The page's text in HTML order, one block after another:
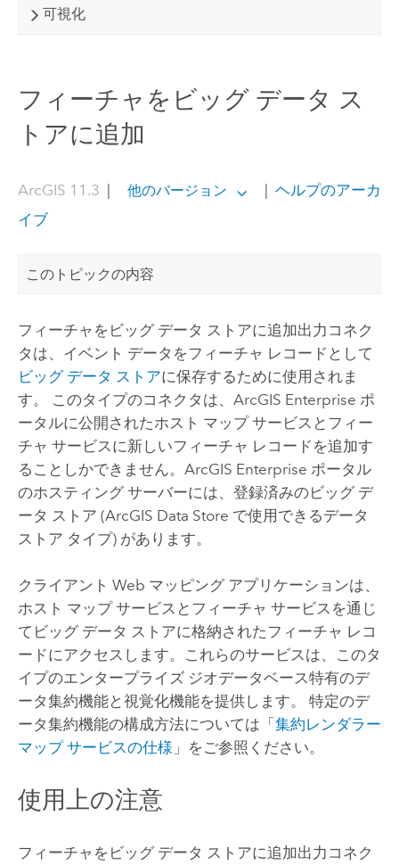
可視化
フィーチャをビッグ データ ス
トアに追加
ArcGIS 11.3 他のバージョン
ヘルプのアーカ
イブ
このトピックの内容
フィーチャをビッグ データ ストアに追加出力コネク
タは、イベント データをフィーチャ レコードとして
ビッグ データ ストアに保存するために使用されま
す。 このタイプのコネクタは、 ArcGIS Enterprise ポ
ータルに公開されたホスト マップ サービスとフィー
チャ サービスに新しいフィーチャ レコードを追加す
ることしかできません。ArcGIS Enterprise ポータル
のホスティング サーバーには、登録済みのビッグ デ
ータ ストア (ArcGIS Data Store で使用できるデータ
ストア タイプ) があります。
クライアント Web マッピング アプリケーションは、
ホスト マップ サービスとフィーチャ サービスを通じ
てビッグ データ ストアに格納されたフィーチャ レコ
ードにアクセスします。これらのサービスは、このタ
イプのエンタープライズ ジオデータベース特有のデ
ータ集約機能と視覚化機能を提供します。 特定のデ
ータ集約機能の構成方法については「 集約レンダラー
マップ サービスの仕様 」をご参照ください。
使用上の注意
フィーチャをビッグ データ ストアに追加出力コネク